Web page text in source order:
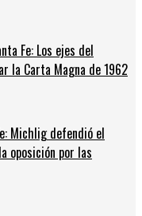
Fe: Los ejes del
la Carta Magna de 1962
Michlig defendió el
oposición por las